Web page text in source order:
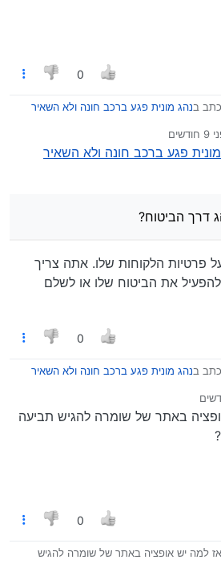
0
כתב בנהג מונית פגע ברכב חונה ולא השאיר
לאתר את הנהג ברכב, כי חברת הביטוח
בידי מי שאינו מורשה החברה לא תישא
שיבוב
לנהג דרך הביטוח?
שמאים. זאת שאלה לשמאי רכב האם יש
הרכב או להתפטר ממנו, כי נזק של מעל 40% כמעט בטוח
וגריל קדימה, כנף, מכסה מנוע) , השאלה
על ידי
פגע ברכב חונה ולא השאיר
דרך הביטוח?
פרטיות הלקוחות שלו. אתה צריך
את הביטוח שלו או לשלם
0
כתב בנהג מונית פגע ברכב חונה ולא השאיר
להגיע לנהג דרך הביטוח?
ידי
באתר של שומרה להגיש תביעה
0
אז למה יש אופציה באתר של שומרה להגיש